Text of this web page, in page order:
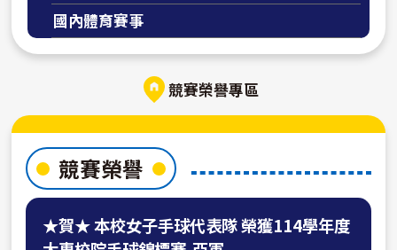
國內體育賽事
競賽榮譽專區
競賽榮譽
★賀★ 本校女子手球代表隊 榮獲114學年度